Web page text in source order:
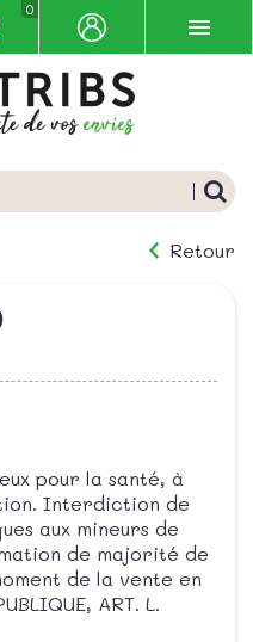
0
Retour
pour la santé, à
Interdiction de
aux mineurs de
de majorité de
de la vente en
ART. L.